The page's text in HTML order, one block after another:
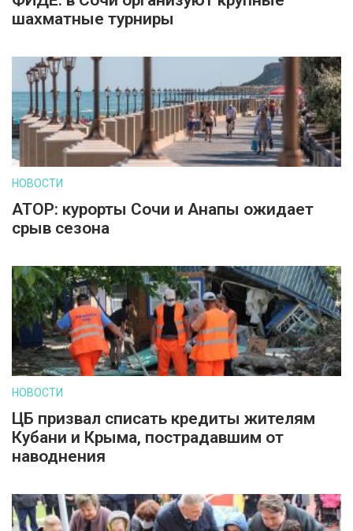
шахматные турниры
НОВОСТИ
АТОР: курорты Сочи и Анапы ожидает
срыв сезона
НОВОСТИ
ЦБ призвал списать кредиты жителям
Кубани и Крыма, пострадавшим от
наводнения